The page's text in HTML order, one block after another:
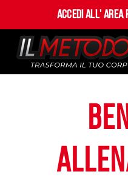
Accedi all' Area